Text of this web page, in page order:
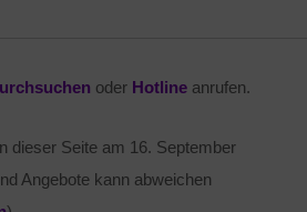
oder Hotline anrufen.
dieser Seite am 16. September
Angebote kann abweichen